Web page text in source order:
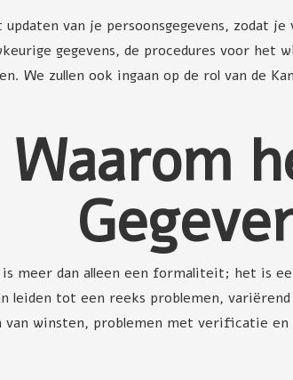
van je persoonsgegevens, zodat
gegevens, de procedures voor
We zullen ook ingaan op de rol van de
Waarom
meer dan alleen een formaliteit; het is
leiden tot een reeks problemen,
van winsten, problemen met verificatie